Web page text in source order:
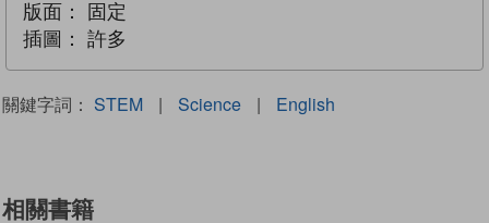
版面：
固定
插圖：
許多
關鍵字詞： STEM | Science | English
相關書籍